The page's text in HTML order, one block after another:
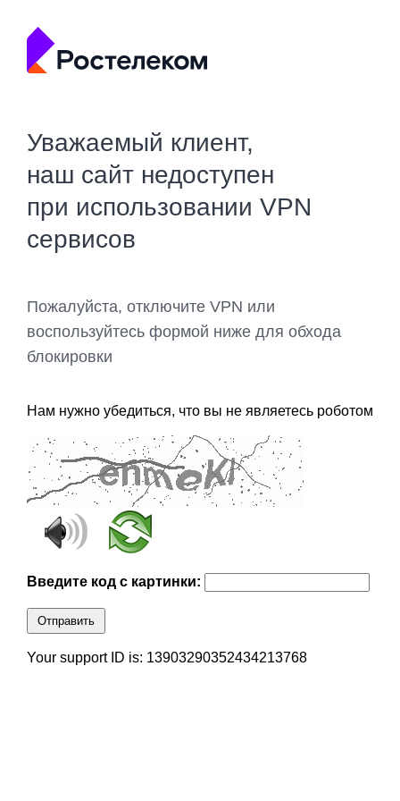
Уважаемый клиент,
наш сайт недоступен
при использовании VPN
сервисов
Пожалуйста, отключите VPN или
воспользуйтесь формой ниже для обхода
блокировки
Нам нужно убедиться, что вы не являетесь роботом
Введите код с картинки:
Отправить
Your support ID is: 13903290352434213768